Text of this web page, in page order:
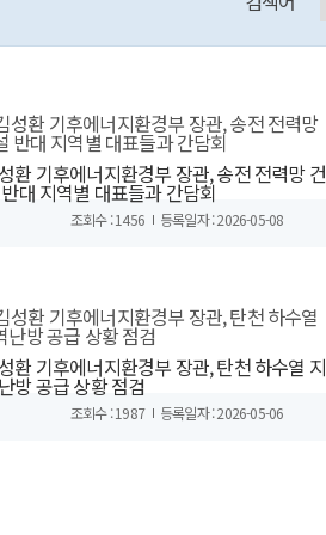
환 기후에너지환경부 장관, 송전 전력망 건
대 지역별 대표들과 간담회
조회수 : 1456 등록일자 : 2026-05-08
환 기후에너지환경부 장관, 탄천 하수열 지
방 공급 상황 점검
조회수 : 1987 등록일자 : 2026-05-06